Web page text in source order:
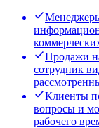
Менеджеры
Продажи
сотрудник
Клиенты
вопросы и
рабочего